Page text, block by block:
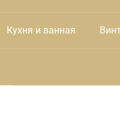
Кухня и ванная